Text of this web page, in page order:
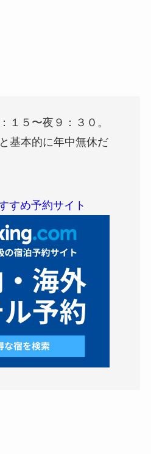
１５〜夜９：３０。
基本的に年中無休だ
すめ予約サイト